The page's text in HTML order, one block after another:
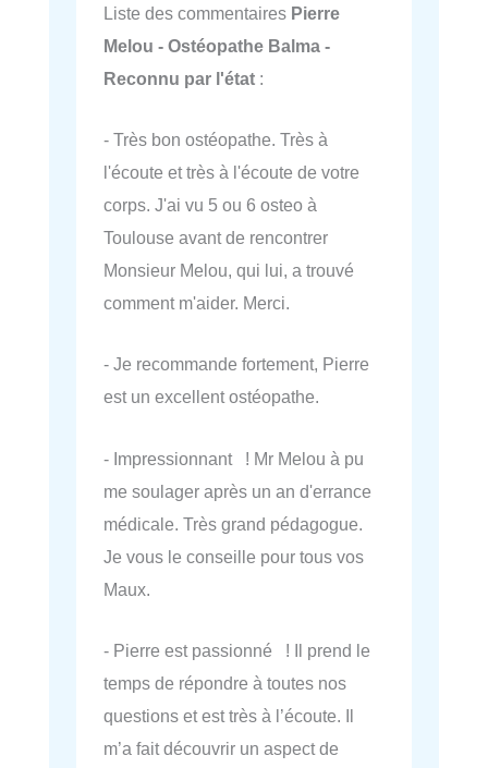
Liste des commentaires Pierre
Melou - Ostéopathe Balma -
Reconnu par l'état :
- Très bon ostéopathe. Très à
l'écoute et très à l'écoute de votre
corps. J'ai vu 5 ou 6 osteo à
Toulouse avant de rencontrer
Monsieur Melou, qui lui, a trouvé
comment m'aider. Merci.
- Je recommande fortement, Pierre
est un excellent ostéopathe.
- Impressionnant ! Mr Melou à pu
me soulager après un an d'errance
médicale. Très grand pédagogue.
Je vous le conseille pour tous vos
Maux.
- Pierre est passionné ! Il prend le
temps de répondre à toutes nos
questions et est très à l’écoute. Il
m’a fait découvrir un aspect de